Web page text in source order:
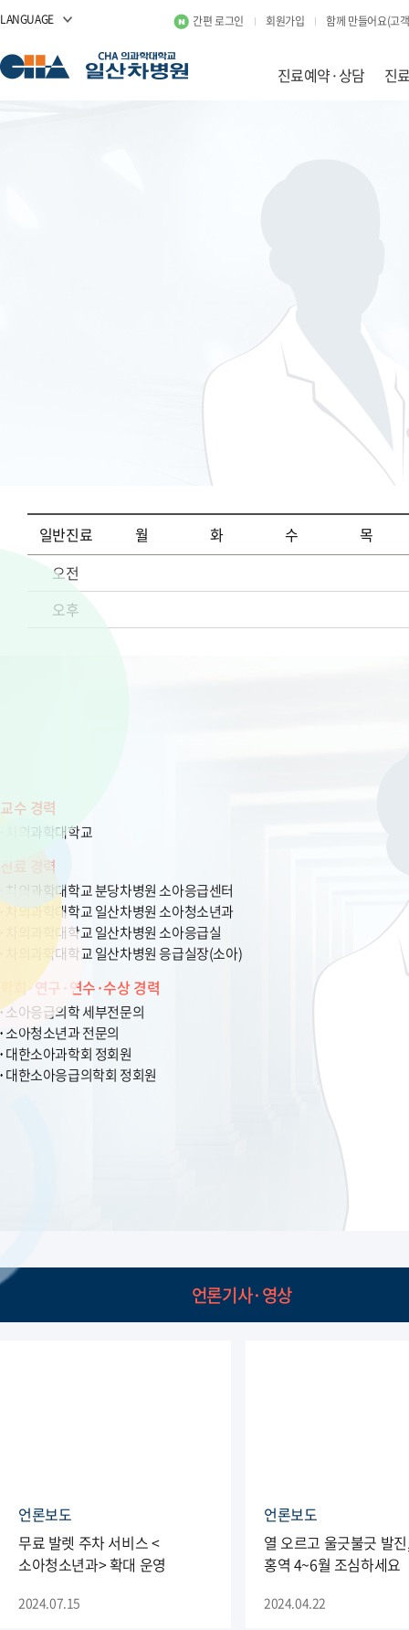
LANGUAGE 간편 로그인 회원가입 함께 만들어요(고
진료예약·상담 진
일반진료 월 화 수
목
오전
오후
교수 경력
차의과학대학교
진료 경력
차의과학대학교 분당차병원 소아응급센터
차의과학대학교 일산차병원 소아청소년과
차의과학대학교 일산차병원 소아응급실
차의과학대학교 일산차병원 응급실장(소아)
학회·연구·연수·수상 경력
소아응급의학 세부전문의
소아청소년과 전문의
대한소아과학회 정회원
대한소아응급의학회 정회원
언론기사·영상
언론보도
무료 발렛 주차 서비스 <
소아청소년과> 확대 운영
2024.07.15
언론보도
열 오르고 울긋불긋 발
홍역 4~6월 조심하세요
2024.04.22